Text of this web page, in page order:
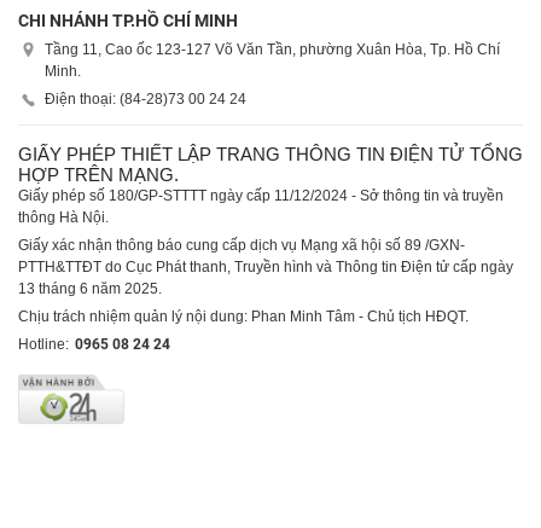
CHI NHÁNH TP.HỒ CHÍ MINH
Tầng 11, Cao ốc 123-127 Võ Văn Tần, phường Xuân Hòa, Tp. Hồ Chí
Minh.
Điện thoại: (84-28)73 00 24 24
GIẤY PHÉP THIẾT LẬP TRANG THÔNG TIN ĐIỆN TỬ TỔNG
HỢP TRÊN MẠNG.
Giấy phép số 180/GP-STTTT ngày cấp 11/12/2024 - Sở thông tin và truyền
thông Hà Nội.
Giấy xác nhận thông báo cung cấp dịch vụ Mạng xã hội số 89 /GXN-
PTTH&TTĐT do Cục Phát thanh, Truyền hình và Thông tin Điện tử cấp ngày
13 tháng 6 năm 2025.
Chịu trách nhiệm quản lý nội dung: Phan Minh Tâm - Chủ tịch HĐQT.
Hotline: 0965 08 24 24